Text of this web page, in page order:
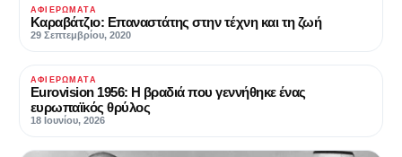
ΑΦΙΕΡΏΜΑΤΑ
Καραβάτζιο: Επαναστάτης στην τέχνη και τη ζωή
29 Σεπτεμβρίου, 2020
ΑΦΙΕΡΏΜΑΤΑ
Eurovision 1956: Η βραδιά που γεννήθηκε ένας
ευρωπαϊκός θρύλος
18 Ιουνίου, 2026